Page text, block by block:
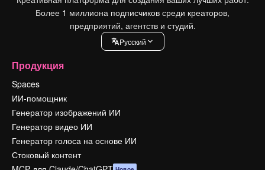
Более 1 миллиона подписчиков среди креаторов,
предприятий, агентств и студий.
Pусский
Продукция
Spaces
ИИ-помощник
Генератор изображений ИИ
Генератор видео ИИ
Генератор голоса на основе ИИ
Стоковый контент